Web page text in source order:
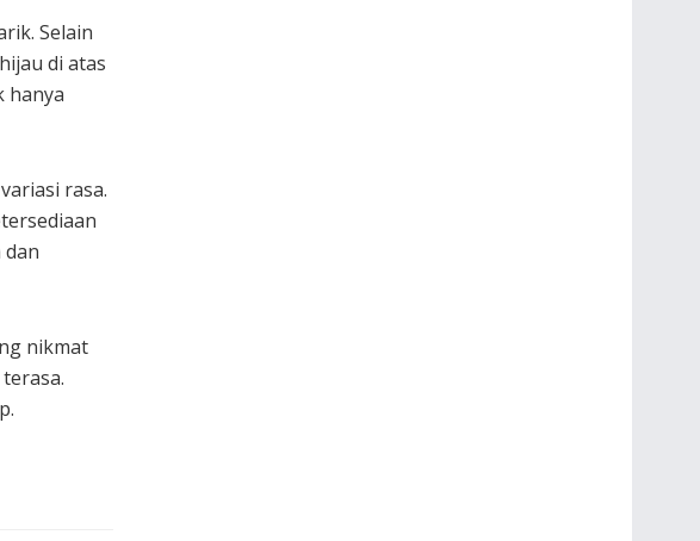
Selain
di atas
hanya
rasa.
nikmat